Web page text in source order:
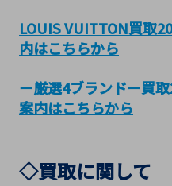
LOUIS VUITTON買取
内はこちらから
ー厳選4ブランドー買
案内はこちらから
◇買取に関して